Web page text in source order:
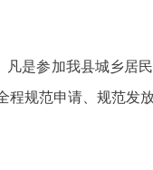
是参加我县城乡
规范申请、规范发